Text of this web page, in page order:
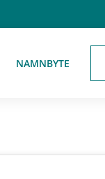
NAMNBYTE